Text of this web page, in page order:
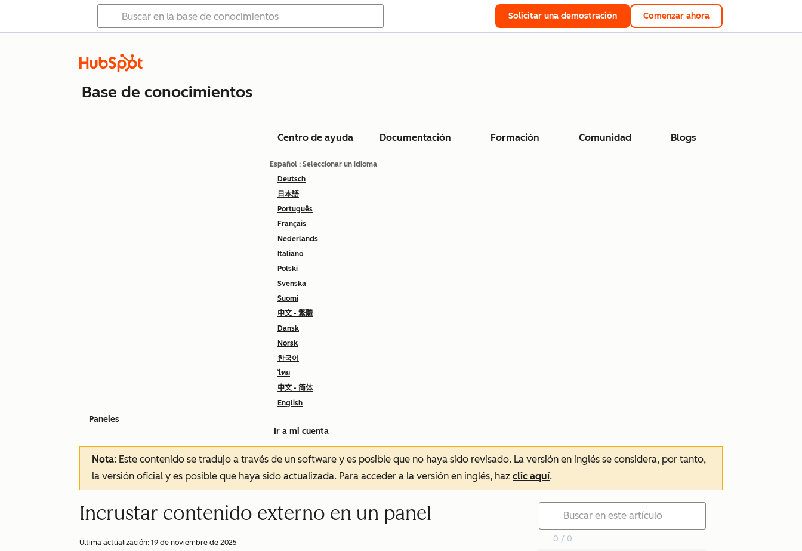
Solicitar una demostración Comenzar ahora
Base de conocimientos
Centro de ayuda Documentación Formación Comunidad Blogs
Español : Seleccionar un idioma
Deutsch
日本語
Português
Français
Nederlands
Italiano
Polski
Svenska
Suomi
中文 - 繁體
Dansk
Norsk
한국어
ไทย
中文 - 简体
English
Ir a mi cuenta
Paneles
Nota: Este contenido se tradujo a través de un software y es posible que no haya sido revisado. La versión en inglés se considera, por tanto,
la versión oficial y es posible que haya sido actualizada. Para acceder a la versión en inglés, haz clic aquí.
Incrustar contenido externo en un panel
Última actualización: 19 de noviembre de 2025 0 / 0